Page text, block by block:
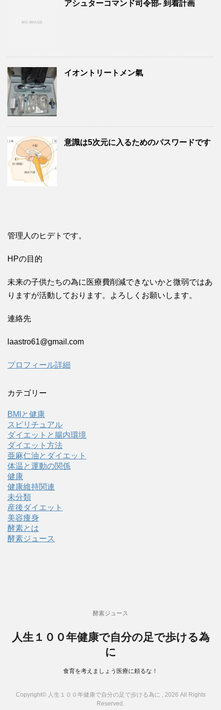
アシュターコマンド司令部- 到着計画
イオントリートメン氣
意識は5次元に入るためのパスワードです
管理人のヒデトです。
HPの目的
未来の子供たちの為に医療費削減できないかと微弱ではあ
りますが活動しております。よろしくお願いします。
連絡先
laastro61@gmail.com
プロフィール詳細
カテゴリー
BMIと健康
スピリチュアル
ダイエットと腸内環境
ダイエット方法
亜麻仁油とダイエット
体温と運動の関係
健康
健康維持関連
未分類
産後ダイエット
美容痩身
酵素とは
酵素ジュース
酵素ジュース
人生１００年健康で自分の足で歩ける為
に
食育を考えましょう医療に頼るな！
Copyright© 人生１００年健康で自分の足で歩ける為に , 2026 All Rights
Reserved.